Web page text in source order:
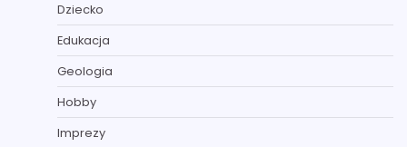
Dziecko
Edukacja
Geologia
Hobby
Imprezy